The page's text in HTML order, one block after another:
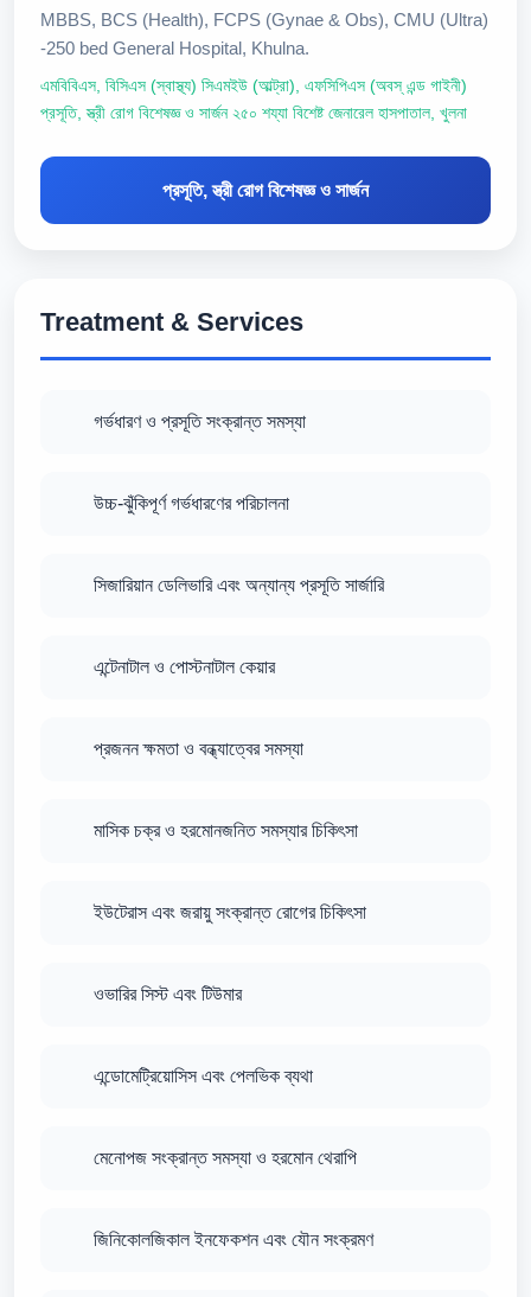
MBBS, BCS (Health), FCPS (Gynae & Obs), CMU (Ultra)
-250 bed General Hospital, Khulna.
এমবিবিএস, বিসিএস (স্বাস্থ্য) সিএমইউ (আল্ট্রা), এফসিপিএস (অবস্ এন্ড গাইনী)
প্রসূতি, স্ত্রী রোগ বিশেষজ্ঞ ও সার্জন ২৫০ শয্যা বিশেষ্ট জেনারেল হাসপাতাল, খুলনা
প্রসূতি, স্ত্রী রোগ বিশেষজ্ঞ ও সার্জন
Treatment & Services
গর্ভধারণ ও প্রসূতি সংক্রান্ত সমস্যা
উচ্চ-ঝুঁকিপূর্ণ গর্ভধারণের পরিচালনা
সিজারিয়ান ডেলিভারি এবং অন্যান্য প্রসূতি সার্জারি
এন্টেনাটাল ও পোস্টনাটাল কেয়ার
প্রজনন ক্ষমতা ও বন্ধ্যাত্বের সমস্যা
মাসিক চক্র ও হরমোনজনিত সমস্যার চিকিৎসা
ইউটেরাস এবং জরায়ু সংক্রান্ত রোগের চিকিৎসা
ওভারির সিস্ট এবং টিউমার
এন্ডোমেট্রিয়োসিস এবং পেলভিক ব্যথা
মেনোপজ সংক্রান্ত সমস্যা ও হরমোন থেরাপি
জিনিকোলজিকাল ইনফেকশন এবং যৌন সংক্রমণ